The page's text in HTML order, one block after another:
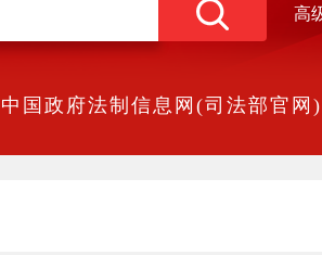
高
国政府法制信息网(司法部官网